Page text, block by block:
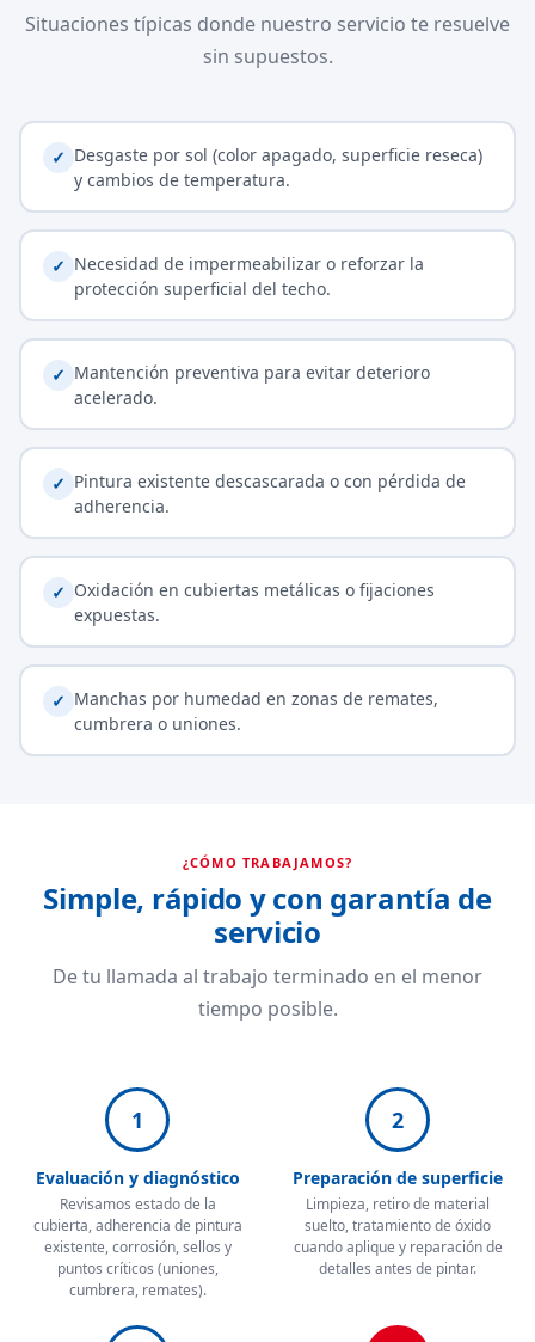
Situaciones típicas donde nuestro servicio te resuelve
sin supuestos.
✓ Desgaste por sol (color apagado, superficie reseca)
y cambios de temperatura.
✓ Necesidad de impermeabilizar o reforzar la
protección superficial del techo.
✓ Mantención preventiva para evitar deterioro
acelerado.
✓ Pintura existente descascarada o con pérdida de
adherencia.
✓ Oxidación en cubiertas metálicas o fijaciones
expuestas.
✓ Manchas por humedad en zonas de remates,
cumbrera o uniones.
¿CÓMO TRABAJAMOS?
Simple, rápido y con garantía de
servicio
De tu llamada al trabajo terminado en el menor
tiempo posible.
1
Evaluación y diagnóstico
Revisamos estado de la
cubierta, adherencia de pintura
existente, corrosión, sellos y
puntos críticos (uniones,
cumbrera, remates).
2
Preparación de superficie
Limpieza, retiro de material
suelto, tratamiento de óxido
cuando aplique y reparación de
detalles antes de pintar.